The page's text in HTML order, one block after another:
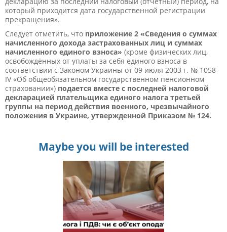
который приходится дата государственной регистрации
прекращения».
Следует отметить, что приложение 2 «Сведения о суммах
начисленного дохода застрахованных лиц и суммах
начисленного единого взноса» (кроме физических лиц,
освобождённых от уплаты за себя единого взноса в
соответствии с Законом Украины от 09 июля 2003 г. № 1058-
IV «Об общеобязательном государственном пенсионном
страховании») подается вместе с последней налоговой
декларацией плательщика единого налога третьей
группы на период действия военного, чрезвычайного
положения в Украине, утвержденной Приказом № 124.
Maybe you will be interested